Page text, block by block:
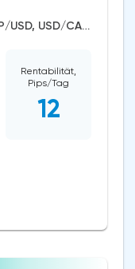
Tatneft, AUD/USD, EUR/USD, GBP/USD, USD/CAD, USD/CHF, USD/JPY, CAD/CHF, EUR/AUD, EUR/NZD, EUR/GBP, USD/CNH, CAD/JPY, USD/SGD, EUR/CHF, GBP/AUD, GBP/NZD, AUD/NZD, GBP/CHF, NZD/CHF, AUD/CHF, EUR/JPY, CHF/JPY, EUR/CAD, GBP/JPY, NZD/JPY, AUD/JPY, NZD/USD, GBP/CAD, NZD/CAD, AUD/CAD, Dash/USD, BitcoinCash/USD, Litecoin/USD, Ethereum/USD, Bitcoin/USD, XRP/USD, US Dollar Index, DAX, Nikkei 225, Dow Jones, NASDAQ 100, S&P 500, RUSSELL 2000, FTSE 100, Brent Crude Oil, WTI Crude Oil, Silver, Gold, Alphabet, Alibaba, Apple, Microsoft, Netflix, Coca-Cola, Meta Platforms, Walt Disney, Amazon, Tesla Motors, Boeing, Dogecoin, Polkadot, Uniswap, Chainlink, ASX 200, CBOE Volatility Index VIX, Solana
Rentabilität,
Pips/Tag
12